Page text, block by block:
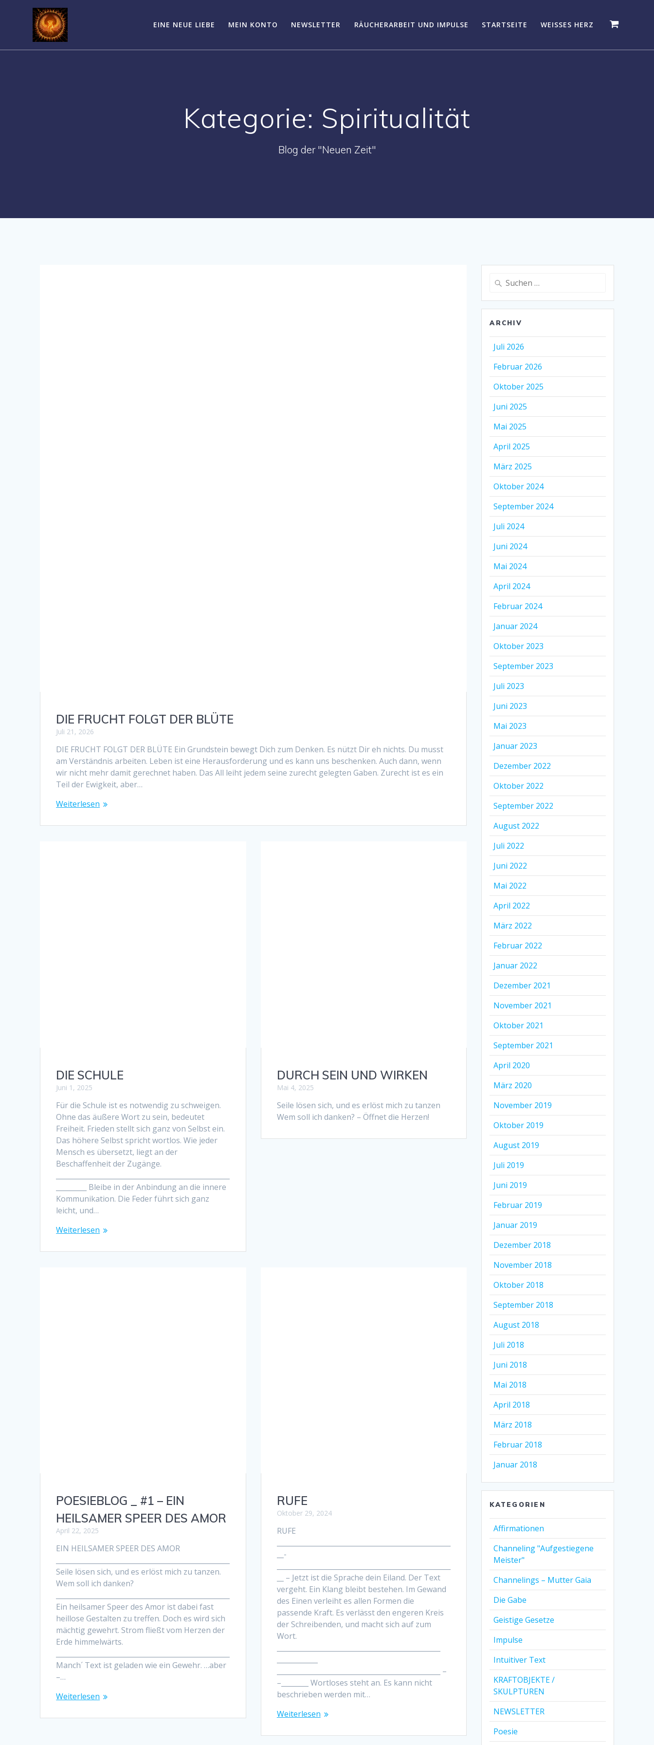
EINE NEUE LIEBE MEIN KONTO NEWSLETTER RÄUCHERARBEIT UND IMPULSE STARTSEITE WEISSES HERZ
Kategorie: Spiritualität
Blog der "Neuen Zeit"
DIE FRUCHT FOLGT DER BLÜTE
Juli 21, 2026
DIE FRUCHT FOLGT DER BLÜTE Ein Grundstein bewegt Dich zum Denken. Es nützt Dir eh nichts. Du musst
am Verständnis arbeiten. Leben ist eine Herausforderung und es kann uns beschenken. Auch dann, wenn
wir nicht mehr damit gerechnet haben. Das All leiht jedem seine zurecht gelegten Gaben. Zurecht ist es ein
Teil der Ewigkeit, aber…
Weiterlesen
DIE SCHULE
Juni 1, 2025
Für die Schule ist es notwendig zu schweigen.
Ohne das äußere Wort zu sein, bedeutet
Freiheit. Frieden stellt sich ganz von Selbst ein.
Das höhere Selbst spricht wortlos. Wie jeder
Mensch es übersetzt, liegt an der
Beschaffenheit der Zugänge.
_________ Bleibe in der Anbindung an die innere
Kommunikation. Die Feder führt sich ganz
leicht, und…
Weiterlesen
DURCH SEIN UND WIRKEN
Mai 4, 2025
Seile lösen sich, und es erlöst mich zu tanzen
Wem soll ich danken? – Öffnet die Herzen!
POESIEBLOG _ #1 – EIN
HEILSAMER SPEER DES AMOR
April 22, 2025
EIN HEILSAMER SPEER DES AMOR
Seile lösen sich, und es erlöst mich zu tanzen.
Wem soll ich danken?
Ein heilsamer Speer des Amor ist dabei fast
heillose Gestalten zu treffen. Doch es wird sich
mächtig gewehrt. Strom fließt vom Herzen der
Erde himmelwärts.
Manch´ Text ist geladen wie ein Gewehr. …aber
–…
Weiterlesen
RUFE
Oktober 29, 2024
RUFE
__-
__ – Jetzt ist die Sprache dein Eiland. Der Text
vergeht. Ein Klang bleibt bestehen. Im Gewand
des Einen verleiht es allen Formen die
passende Kraft. Es verlässt den engeren Kreis
der Schreibenden, und macht sich auf zum
Wort.
________________________________________________ –
–________ Wortloses steht an. Es kann nicht
beschrieben werden mit…
Weiterlesen
Suche
ARCHIV
Juli 2026
Februar 2026
Oktober 2025
Juni 2025
Mai 2025
April 2025
März 2025
Oktober 2024
September 2024
Juli 2024
Juni 2024
Mai 2024
April 2024
Februar 2024
Januar 2024
Oktober 2023
September 2023
Juli 2023
Juni 2023
Mai 2023
Januar 2023
Dezember 2022
Oktober 2022
September 2022
August 2022
Juli 2022
Juni 2022
Mai 2022
April 2022
März 2022
Februar 2022
Januar 2022
Dezember 2021
November 2021
Oktober 2021
September 2021
April 2020
März 2020
November 2019
Oktober 2019
August 2019
Juli 2019
Juni 2019
Februar 2019
Januar 2019
Dezember 2018
November 2018
Oktober 2018
September 2018
August 2018
Juli 2018
Juni 2018
Mai 2018
April 2018
März 2018
Februar 2018
Januar 2018
KATEGORIEN
Affirmationen
Channeling "Aufgestiegene
Meister"
Channelings – Mutter Gaia
Die Gabe
Geistige Gesetze
Impulse
Intuitiver Text
KRAFTOBJEKTE /
SKULPTUREN
NEWSLETTER
Poesie